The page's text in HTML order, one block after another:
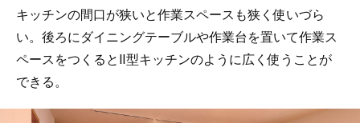
キッチンの間口が狭いと作業スペースも狭く使いづら
い。後ろにダイニングテーブルや作業台を置いて作業ス
ペースをつくるとⅡ型キッチンのように広く使うことが
できる。